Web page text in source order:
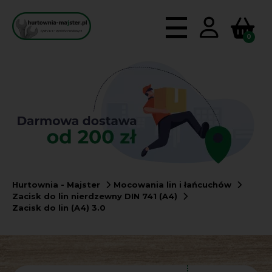
0
Hurtownia - Majster
Mocowania lin i łańcuchów
Zacisk do lin nierdzewny DIN 741 (A4)
Zacisk do lin (A4) 3.0